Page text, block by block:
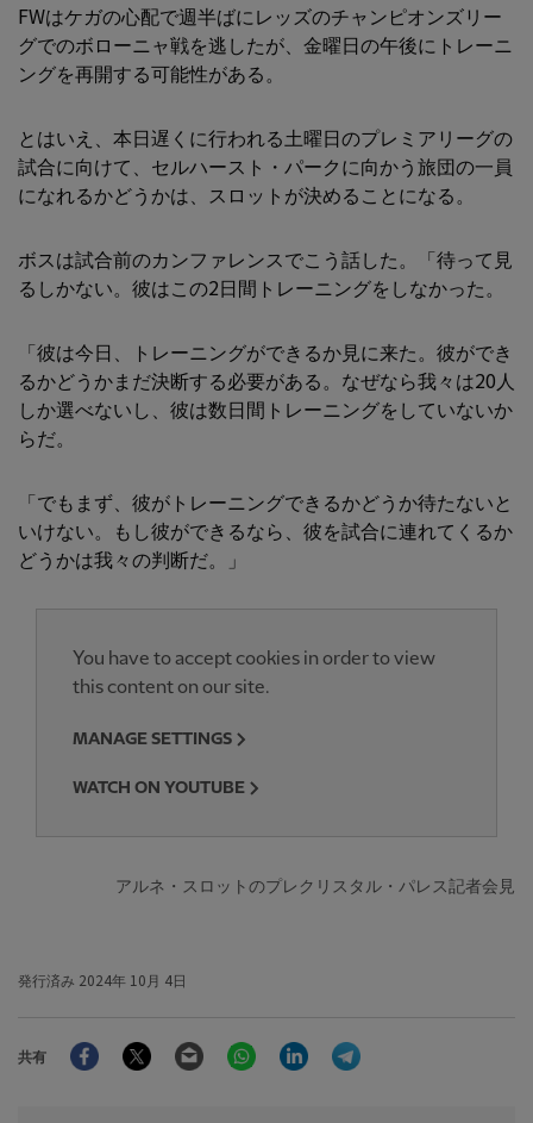
FWはケガの心配で週半ばにレッズのチャンピオンズリー
グでのボローニャ戦を逃したが、金曜日の午後にトレーニ
ングを再開する可能性がある。
とはいえ、本日遅くに行われる土曜日のプレミアリーグの
試合に向けて、セルハースト・パークに向かう旅団の一員
になれるかどうかは、スロットが決めることになる。
ボスは試合前のカンファレンスでこう話した。「待って見
るしかない。彼はこの2日間トレーニングをしなかった。
「彼は今日、トレーニングができるか見に来た。彼ができ
るかどうかまだ決断する必要がある。なぜなら我々は20人
しか選べないし、彼は数日間トレーニングをしていないか
らだ。
「でもまず、彼がトレーニングできるかどうか待たないと
いけない。もし彼ができるなら、彼を試合に連れてくるか
どうかは我々の判断だ。」
You have to accept cookies in order to view
this content on our site.
MANAGE SETTINGS
WATCH ON YOUTUBE
アルネ・スロットのプレクリスタル・パレス記者会見
発行済み 2024年 10月 4日
共有
FacebookTwitter Email WhatsAppLinkedIn